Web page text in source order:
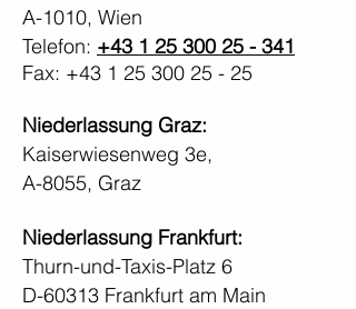
A-1010, Wien
Telefon: +43 1 25 300 25 - 341
Fax: +43 1 25 300 25 - 25
Niederlassung Graz:
Kaiserwiesenweg 3e,
A-8055, Graz
Niederlassung Frankfurt:
Thurn-und-Taxis-Platz 6
D-60313 Frankfurt am Main